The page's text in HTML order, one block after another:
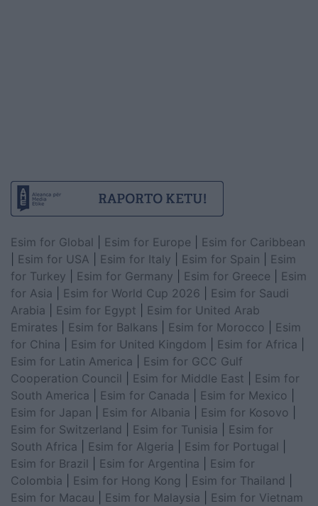
Esim for Global Esim for Europe
Esim for Caribbean
Esim for USA Esim for Italy Esim for Spain
Esim
for Turkey
Esim for Germany Esim for Greece
Esim
for Asia
Esim for World Cup 2026
Esim for Saudi
Arabia
Esim for Egypt
Esim for United Arab
Emirates
Esim for Balkans Esim for Morocco
Esim
for China
Esim for United Kingdom Esim for Africa
Esim for Latin America
Esim for GCC Gulf
Cooperation Council
Esim for Middle East
Esim for
South America
Esim for Canada Esim for Mexico
Esim for Japan
Esim for Albania Esim for Kosovo
Esim for Switzerland
Esim for Tunisia
Esim for
South Africa
Esim for Algeria Esim for Portugal
Esim for Brazil
Esim for Argentina
Esim for
Colombia
Esim for Hong Kong Esim for Thailand
Esim for Macau
Esim for Malaysia
Esim for Vietnam